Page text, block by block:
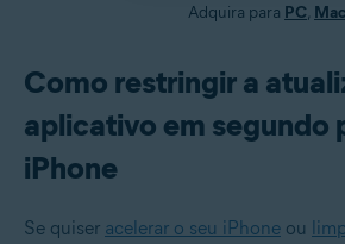
Adquira para PC, Mac
Como restringir a
aplicativo em segundo
iPhone
Se quiser acelerar o seu iPhone ou